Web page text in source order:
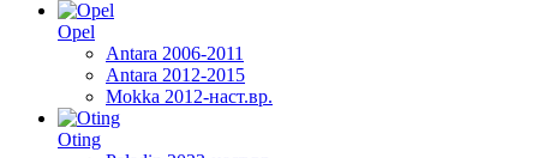
Opel
Antara 2006-2011
Antara 2012-2015
Mokka 2012-наст.вр.
Oting